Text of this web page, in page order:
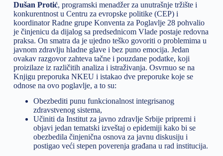
Dušan Protić, programski menadžer za unutrašnje tržište i
konkurentnost u Centru za evropske politike (CEP) i
koordinator Radne grupe Konventa za Poglavlje 28 pohvalio
je činjenicu da dijalog sa predsednicom Vlade postaje redovna
praksa. On smatra da je ujedno teško govoriti o problemima u
javnom zdravlju hladne glave i bez puno emocija. Jedan
ovakav razgovor zahteva tačne i pouzdane podatke, koji
proizilaze iz različitih analiza i istraživanja. Osvrnuo se na
Knjigu preporuka NKEU i istakao dve preporuke koje se
odnose na ovo poglavlje, a to su:
Obezbediti punu funkcionalnost integrisanog
zdravstvenog sistema,
Učiniti da Institut za javno zdravlje Srbije pripremi i
objavi jedan tematski izveštaj o epidemiji kako bi se
obezbedila činjenična osnova za javnu diskusiju i
postigao veći stepen poverenja građana u rad institucija.